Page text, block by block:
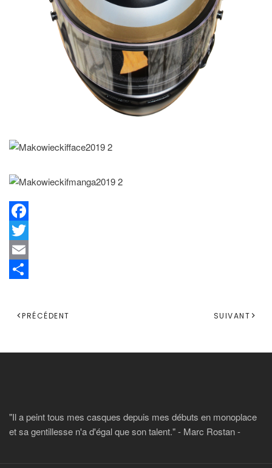
Facebook
Twitter
Email
PRÉCÉDENT SUIVANT
"Il a peint tous mes casques depuis mes débuts en monoplace
et sa gentillesse n'a d'égal que son talent." - Marc Rostan -